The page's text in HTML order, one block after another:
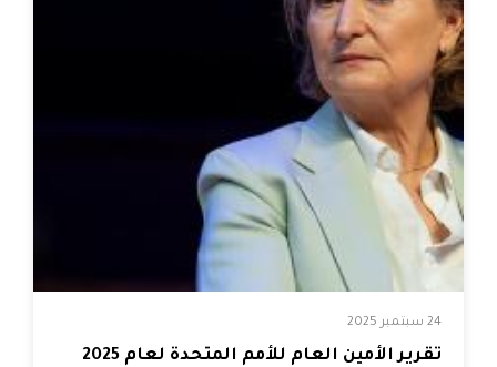
24 سبتمبر 2025
تقرير الأمين العام للأمم المتحدة لعام 2025